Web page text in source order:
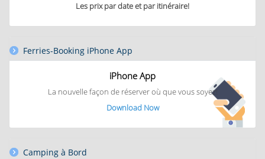
Les prix par date et par itinéraire!
Ferries-Booking iPhone App
iPhone App
La nouvelle façon de réserveroù que vous soyez!
Download Now
Camping à Bord